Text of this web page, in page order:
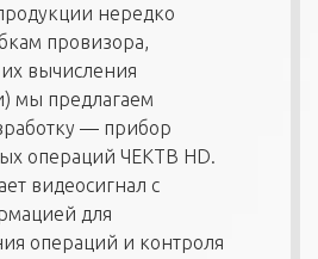
нередко
провизора,
вычисления
мы предлагаем
— прибор
операций ЧЕКТВ HD.
видеосигнал с
для
операций и контроля